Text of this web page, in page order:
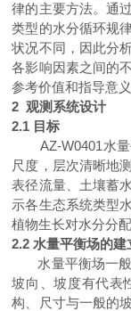
律的主要方法。通
类型的水分循环规
状况不同，因此分
各影响因素之间的
参考价值和指导意义
2 观测系统设计
2.1 目标
AZ-W0401 水
尺度，层次清晰地
表径流量、土壤蓄
示各生态系统类型
植物生长对水分分
2.2 水量平衡场的建
水量平衡场一
坡向、坡度有代表
构、尺寸与一般的